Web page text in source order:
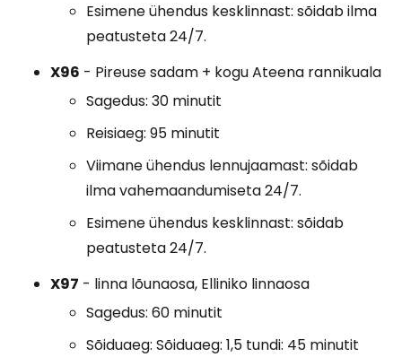
Esimene ühendus kesklinnast: sõidab ilma
peatusteta 24/7.
X96 - Pireuse sadam + kogu Ateena rannikuala
Sagedus: 30 minutit
Reisiaeg: 95 minutit
Viimane ühendus lennujaamast: sõidab
ilma vahemaandumiseta 24/7.
Esimene ühendus kesklinnast: sõidab
peatusteta 24/7.
X97 - linna lõunaosa, Elliniko linnaosa
Sagedus: 60 minutit
Sõiduaeg: Sõiduaeg: 1,5 tundi: 45 minutit